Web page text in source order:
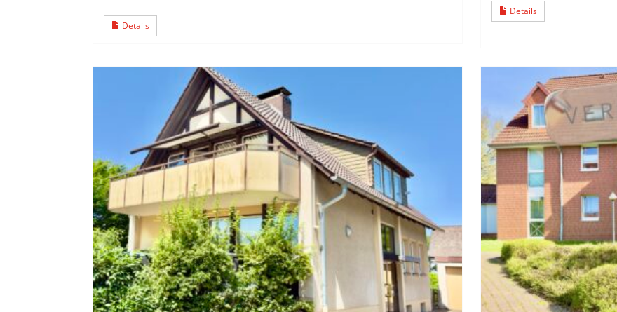
Details
Details